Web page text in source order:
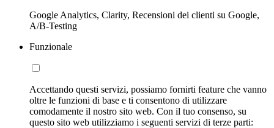
Google Analytics, Clarity, Recensioni dei clienti su Google,
A/B-Testing
Funzionale
Accettando questi servizi, possiamo fornirti feature che vanno
oltre le funzioni di base e ti consentono di utilizzare
comodamente il nostro sito web. Con il tuo consenso, su
questo sito web utilizziamo i seguenti servizi di terze parti: